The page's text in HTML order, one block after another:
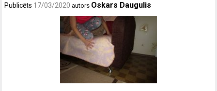
Publicēts 17/03/2020 autors Oskars Daugulis